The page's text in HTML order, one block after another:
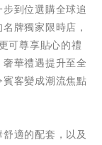
到位選購全球追
牌獨家限時店，
可尊享貼心的禮
華禮遇提升至全
客變成潮流焦點
適的配套，以及